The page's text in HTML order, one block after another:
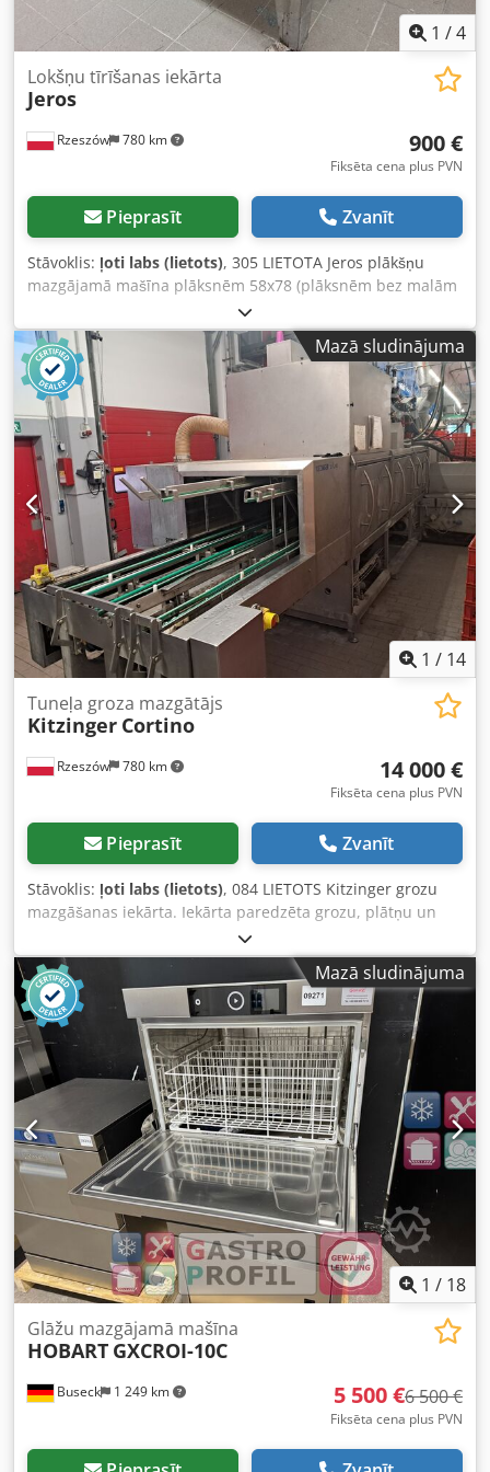
1 /4
Rzeszów 780 km
Lokšņu tīrīšanas iekārta
Jeros
900 €
Fiksēta cena plus PVN
Pieprasīt Zvanīt
Stāvoklis: ļoti labs (lietots), 305 LIETOTA Jeros plākšņu
mazgājamā mašīna plāksnēm 58x78 (plāksnēm bez malām
vai ar 2 malām uz īsākajām pusēm) TEHNISKIE DATI: -
jauda: 1,5 kW ĀRĒJIE IZMĒRI (cm): - darba platums: 78.
Crsdpfx Asyi Eqlei Ajf Norādītā cena ir neto cena. MĒS
RUNĀJAM ANGĻU, VĀCU, FRANČU, KRIEVU UN UKRAINIEŠU
VALODĀ.
Mazā sludinājuma
1 / 14
Rzeszów 780 km
Tuneļa groza mazgātājs
Kitzinger Cortino
14 000 €
Fiksēta cena plus PVN
Pieprasīt Zvanīt
Stāvoklis: ļoti labs (lietots), 084 LIETOTS Kitzinger grozu
mazgāšanas iekārta. Iekārta paredzēta grozu, plātņu un
ceptuvju paplāšu mazgāšanai. ĀRĒJIE IZMĒRI (cm): -
augstums: 270, - platums: 320, - garums: 1070. MAKS.
GROZA IZMĒRI (cm): - augstums: 42,5, - platums: 59,5.
Iekārtu var apskatīt mūsu noliktavā (36-068 Bachórz, Polija).
Pieejamas maksas opcijas: piegāde / montāža / iekārtas
iedarbināšana. Norādītā cena ir neto cena. MĒS RUNĀJAM
ANGĻU, VĀCU, FRANČU, KRIEVU UN UKRAINIEŠU VALODĀS.
Mūsu piedāvājumā atradīsiet: cepeškrāsnis, ratiņu krāsnis,
plauktu krāsnis, konditorejas krāsnis, veikala krāsnis,
maizes ražošanas iekārtas, maizes līnijas, bulciņu līnijas,
mīklas, kruasānu līnijas, bagetes iekārtas, mīklas mīcītājus,
mikserus, mīklas ruļļus, rogaliku veidotājus. Skatiet visus
mūsu sludinājumus. Codpswivp Tsfx Ai Aorf
Mazā sludinājuma
1 / 18
Buseck 1 249 km
Glāžu mazgājamā mašīna
HOBART GXCROI-10C
5 500 €6 500 €
Fiksēta cena plus PVN